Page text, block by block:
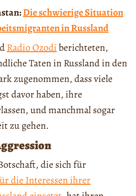
Die schwierige Situation
in Russland
Radio Ozodiberichteten,
Taten in Russland in den
zugenommen, dass viele
davor haben, ihre
und manchmal sogar
zu gehen.
die sich für
die Interessen ihrer